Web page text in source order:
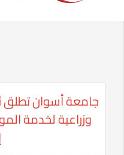
جامعة أسوان تطلق
وزراعية لخدمة